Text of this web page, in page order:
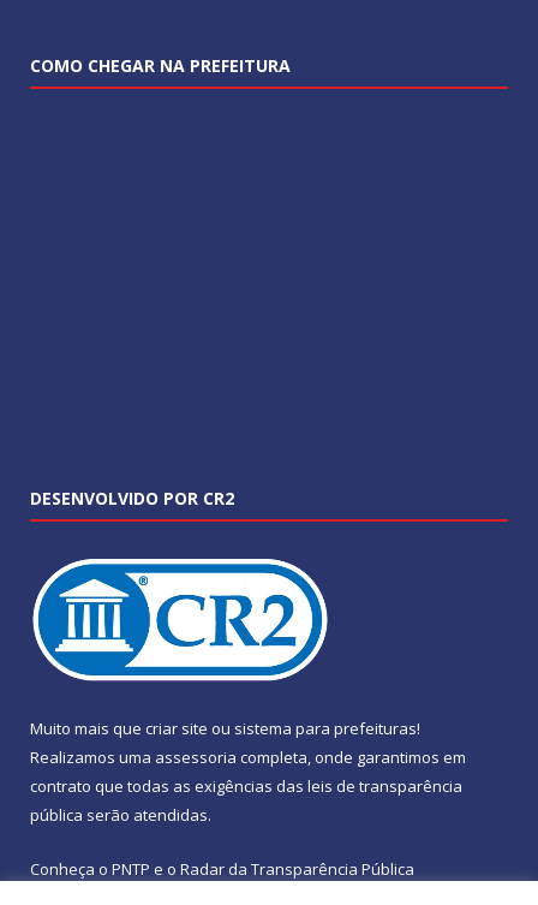
COMO CHEGAR NA PREFEITURA
DESENVOLVIDO POR CR2
Muito mais que criar site ou sistema para prefeituras!
Realizamos uma assessoria completa, onde garantimos em
contrato que todas as exigências das leis de transparência
pública serão atendidas.
Conheça o PNTP e o Radar da Transparência Pública